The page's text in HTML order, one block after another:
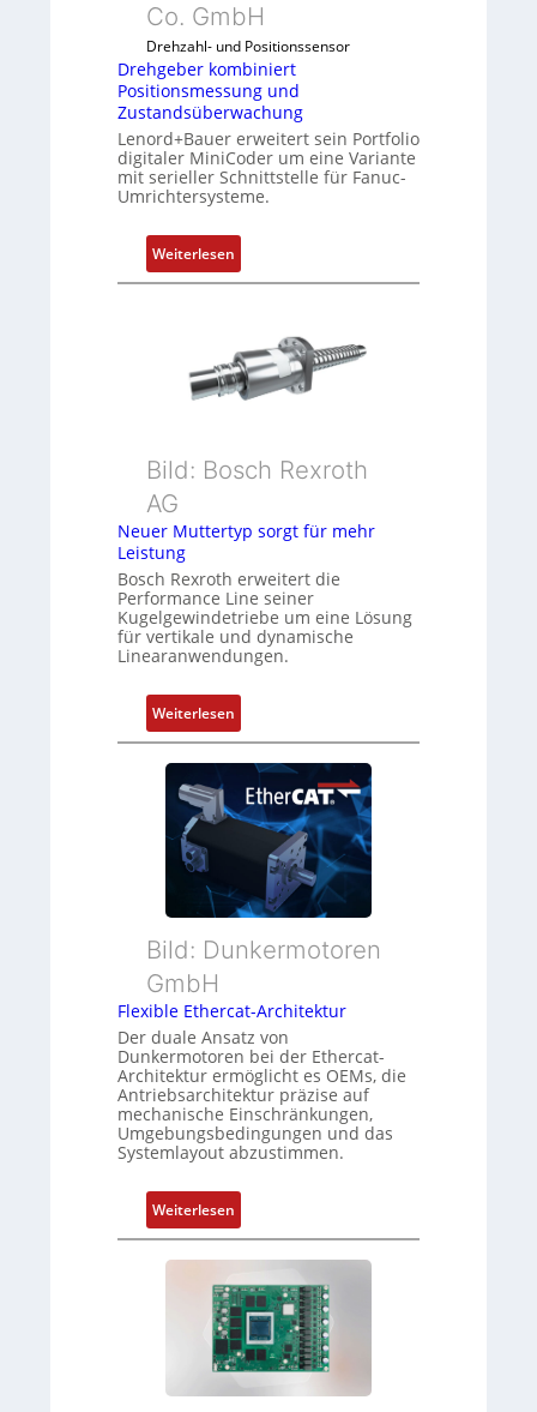
k
o
m
b
i
n
i
e
t
P
t
i
s
s
u
n
g
n
Z
t
d
s
ü
r
w
a
c
h
u
g
Co. GmbH
Drehzahl- und Positionssensor
Drehgeber kombiniert
Positionsmessung und
Zustandsüberwachung
Lenord+Bauer erweitert sein Portfolio
digitaler MiniCoder um eine Variante
mit serieller Schnittstelle für Fanuc-
Umrichtersysteme.
Weiterlesen
D
h
g
e
r
o
b
i
n
i
t
s
o
s
e
s
s
u
n
g
u
Z
u
s
t
a
n
Bild: Bosch Rexroth
AG
Neuer Muttertyp sorgt für mehr
Leistung
Bosch Rexroth erweitert die
Performance Line seiner
Kugelgewindetriebe um eine Lösung
für vertikale und dynamische
Linearanwendungen.
Weiterlesen
N
e
e
u
t
e
t
y
p
s
o
r
g
t
ü
r
m
e
h
r
L
Bild: Dunkermotoren
GmbH
Flexible Ethercat-Architektur
Der duale Ansatz von
Dunkermotoren bei der Ethercat-
Architektur ermöglicht es OEMs, die
Antriebsarchitektur präzise auf
mechanische Einschränkungen,
Umgebungsbedingungen und das
Systemlayout abzustimmen.
Weiterlesen
F
l
e
x
i
b